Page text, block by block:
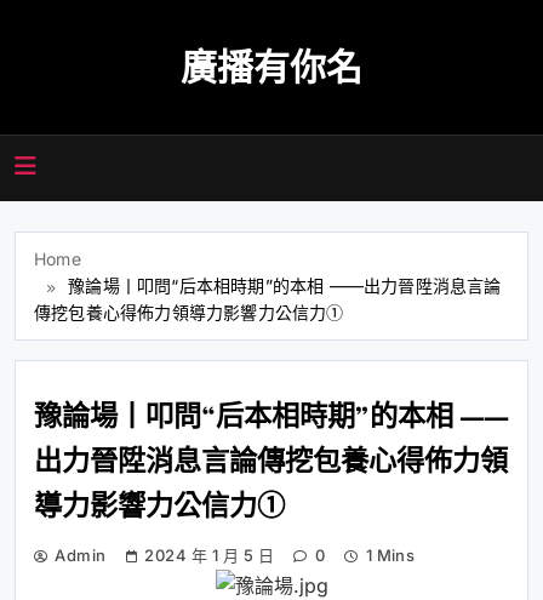
廣播有你名
Home
豫論場丨叩問“后本相時期”的本相 ——出力晉陞消息言論
傳挖包養心得佈力領導力影響力公信力①
豫論場丨叩問“后本相時期”的本相 ——
出力晉陞消息言論傳挖包養心得佈力領
導力影響力公信力①
Admin 2024 年 1 月 5 日 0 1 Mins